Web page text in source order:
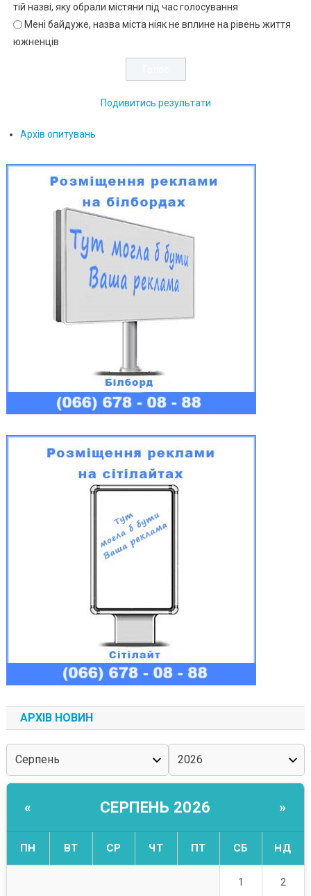
тій назві, яку обрали містяни під час голосування
Мені байдуже, назва міста ніяк не вплине на рівень життя
южненців
Подивитись результати
Архів опитувань
АРХІВ НОВИН
« СЕРПЕНЬ 2026 »
ПН ВТ СР ЧТ ПТ СБ НД
1 2